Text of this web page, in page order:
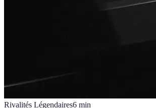
Rivalités Légendaires6 min